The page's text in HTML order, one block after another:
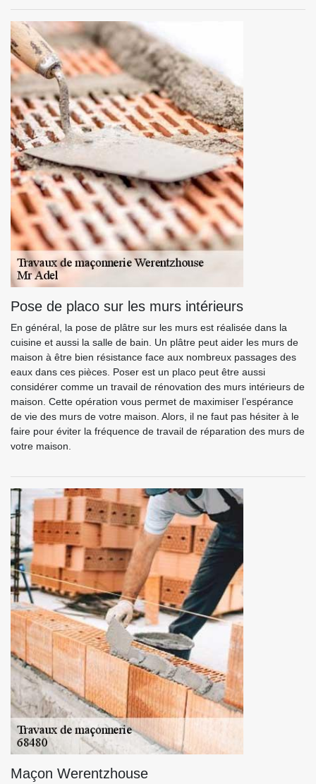
Pose de placo sur les murs intérieurs
En général, la pose de plâtre sur les murs est réalisée dans la
cuisine et aussi la salle de bain. Un plâtre peut aider les murs de
maison à être bien résistance face aux nombreux passages des
eaux dans ces pièces. Poser est un placo peut être aussi
considérer comme un travail de rénovation des murs intérieurs de
maison. Cette opération vous permet de maximiser l’espérance
de vie des murs de votre maison. Alors, il ne faut pas hésiter à le
faire pour éviter la fréquence de travail de réparation des murs de
votre maison.
Maçon Werentzhouse